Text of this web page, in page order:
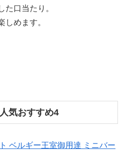
た口当たり。
しめます。
気おすすめ4
ベルギー王室御用達 ミニバー